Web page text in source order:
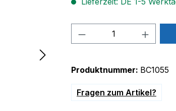
Produkt Anzahl:
Produktnummer: BC1055
Fragen zum Artikel?